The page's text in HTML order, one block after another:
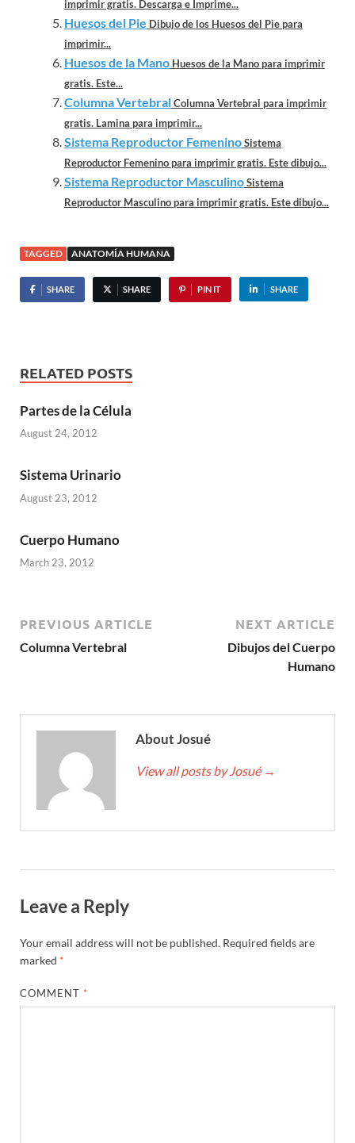
imprimir gratis. Descarga e Imprime...
Huesos del Pie Dibujo de los Huesos del Pie para
imprimir...
Huesos de la Mano Huesos de la Mano para imprimir
gratis. Este...
Columna VertebralColumna Vertebral para imprimir
gratis. Lamina para imprimir...
Sistema Reproductor FemeninoSistema
Reproductor Femenino para imprimir gratis. Este dibujo...
Sistema Reproductor MasculinoSistema
Reproductor Masculino para imprimir gratis. Este dibujo...
TAGGED ANATOMÍA HUMANA
SHARE SHARE PIN IT SHARE
RELATED POSTS
Partes de la Célula
August 24, 2012
Sistema Urinario
August 23, 2012
Cuerpo Humano
March 23, 2012
PREVIOUS ARTICLE
Columna Vertebral
NEXT ARTICLE
Dibujos del Cuerpo
Humano
About Josué
View all posts by Josué →
Leave a Reply
Your email address will not be published. Required fields are
marked *
COMMENT *